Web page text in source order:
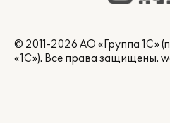
© 2011-2026 АО «Группа 1С»
«1С»). Все права защищены.